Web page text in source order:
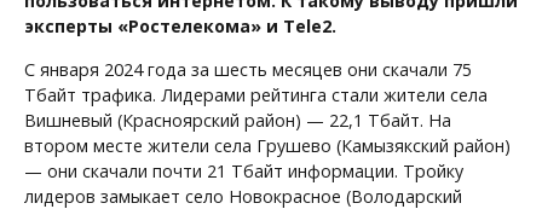
эксперты «Ростелекома» и Tele2.
С января 2024 года за шесть месяцев они скачали 75
Тбайт трафика. Лидерами рейтинга стали жители села
Вишневый (Красноярский район) — 22,1 Тбайт. На
втором месте жители села Грушево (Камызякский район)
— они скачали почти 21 Тбайт информации. Тройку
лидеров замыкает село Новокрасное (Володарский